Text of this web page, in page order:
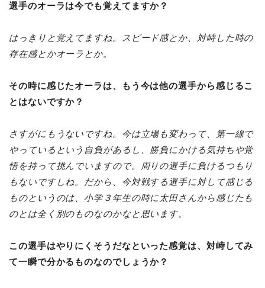
選手のオーラは今でも覚えてますか？
はっきりと覚えてますね。スピード感とか、対峙した時の
存在感とかオーラとか。
その時に感じたオーラは、もう今は他の選手から感じるこ
とはないですか？
さすがにもうないですね。今は立場も変わって、第一線で
やっているという自負があるし、勝負にかける気持ちや覚
悟を持って挑んでいますので。周りの選手に負けるつもり
もないですしね。だから、今対戦する選手に対して感じる
ものというのは、小学３年生の時に太田さんから感じたも
のとは全く別のものなのかなと思います。
この選手はやりにくそうだなといった感覚は、対峙してみ
て一瞬で分かるものなのでしょうか？